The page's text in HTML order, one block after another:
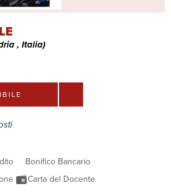
, Italia)
Bonifico Bancario
Carta del Docente